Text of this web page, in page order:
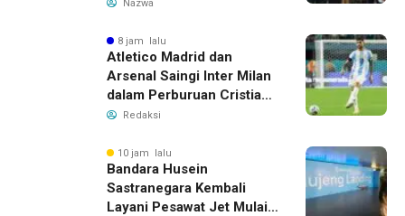
Nazwa
8 jam lalu
Atletico Madrid dan
Arsenal Saingi Inter Milan
dalam Perburuan Cristian
Romero, Transfer Bek
Redaksi
10 jam lalu
Bandara Husein
Sastranegara Kembali
Layani Pesawat Jet Mulai